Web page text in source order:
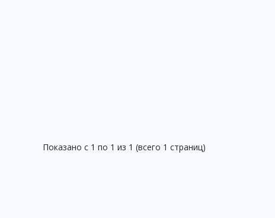
Показано с 1 по 1 из 1 (всего 1 страниц)